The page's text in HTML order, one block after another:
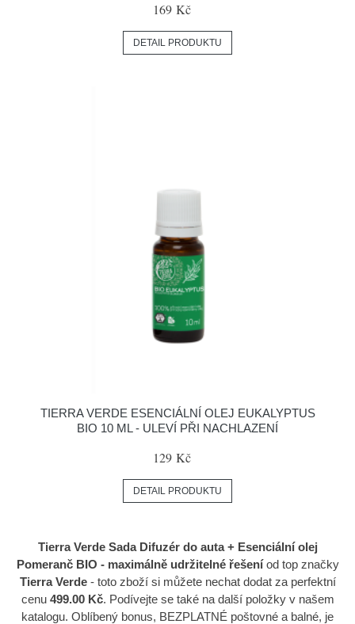
169 Kč
DETAIL PRODUKTU
TIERRA VERDE ESENCIÁLNÍ OLEJ EUKALYPTUS
BIO 10 ML - ULEVÍ PŘI NACHLAZENÍ
129 Kč
DETAIL PRODUKTU
Tierra Verde Sada Difuzér do auta + Esenciální olej
Pomeranč BIO - maximálně udržitelné řešeníod top značky
Tierra Verde- toto zboží si můžete nechat dodat za perfektní
cenu 499.00 Kč. Podívejte se také na další položky v našem
katalogu. Oblíbený bonus, BEZPLATNÉ poštovné a balné, je